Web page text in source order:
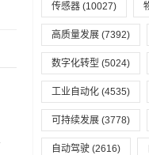
传感器 (10027)
高质量发展 (7392)
数字化转型 (5024)
工业自动化 (4535)
可持续发展 (3778)
自动驾驶 (2616)